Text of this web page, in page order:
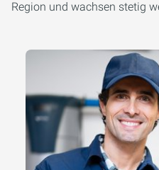
Region und wachsen stetig